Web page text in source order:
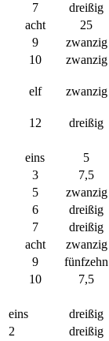
7
dreißig
acht
25
9
zwanzig
10
zwanzig
elf zwanzig
12
dreißig
eins
5
3
7,5
5
zwanzig
6
dreißig
7
dreißig
acht
zwanzig
9
fünfzehn
10
7,5
eins
dreißig
2
dreißig